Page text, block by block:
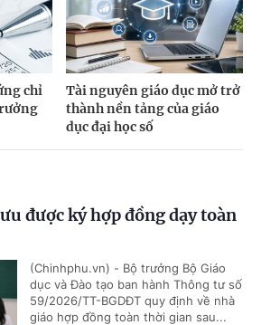
chỉ
Tài nguyên giáo dục mở trở
thành nền tảng của giáo
dục đại học số
được ký hợp đồng dạy toàn
(Chinhphu.vn) - Bộ trưởng Bộ Giáo
dục và Đào tạo ban hành Thông tư số
59/2026/TT-BGDĐT quy định về nhà
giáo hợp đồng toàn thời gian sau...